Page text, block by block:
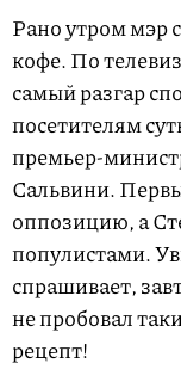
Рано утром мэр
кофе. По
самый разгар
посетителям
премьер-
Сальвини.
оппозицию, а
популистами.
спрашивает,
не пробовал
рецепт!